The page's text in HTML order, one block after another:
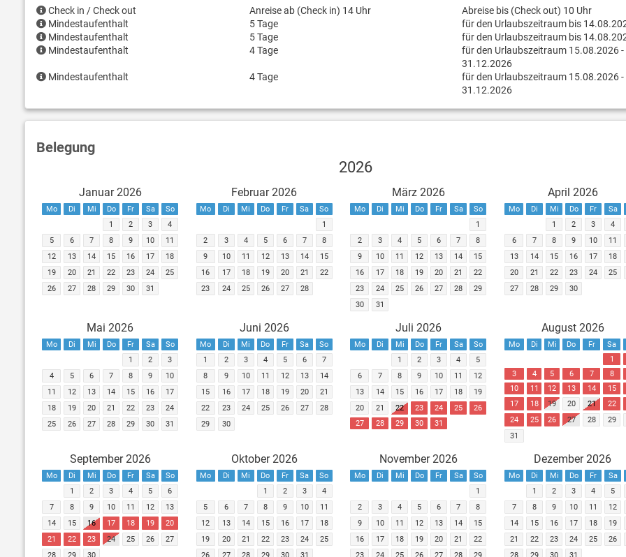
Check in / Check out Anreise ab (Check in) 14 Uhr
Abreise bis (Check out) 10 Uhr
Mindestaufenthalt
5 Tage
für den Urlaubszeitraum bis
Mindestaufenthalt
5 Tage
für den Urlaubszeitraum bis
Mindestaufenthalt
4 Tage
für den Urlaubszeitraum 15.08.2026 -
31.12.2026
Mindestaufenthalt
4 Tage
für den Urlaubszeitraum 15.08.2026 -
31.12.2026
Belegung
2026
Januar 2026
Mo Di Mi Do Fr Sa
So
1
2 3
4
5
6 7 8 9 10
11
12
13 14 15 16 17
18
19
20 21 22 23 24
25
26
27 28 29 30 31
Februar 2026
Mo Di Mi Do Fr Sa
So
1
2
3 4 5 6 7
8
9
10 11 12 13 14
15
16
17 18 19 20 21
22
23
24 25 26 27 28
März 2026
Mo Di Mi Do Fr Sa
So
1
2
3 4 5 6 7
8
9
10 11 12 13 14
15
16
17 18 19 20 21
22
23
24 25 26 27 28
29
30
31
April 2026
Mo Di Mi Do Fr Sa
1
2 3 4
6
7 8 9 10 11
13
14 15 16 17 18
20
21 22 23 24 25
27
28 29 30
Mai 2026
Mo Di Mi Do Fr Sa
So
1
2
3
4
5 6 7 8 9
10
11
12 13 14 15 16
17
18
19 20 21 22 23
24
25
26 27 28 29 30 31
Juni 2026
Mo Di Mi Do Fr Sa
So
1
2 3 4 5 6
7
8
9 10 11 12 13
14
15
16 17 18 19 20
21
22
23 24 25 26 27
28
29
30
Juli 2026
Mo Di Mi Do Fr Sa
So
1
2 3 4
5
6
7 8 9 10 11
12
13
14 15 16 17 18
19
20
21 22 23 24 25
26
27
28 29 30 31
August 2026
Mo Di Mi Do Fr Sa
1
3
4 5 6 7 8
10
11 12 13 14 15
17
18 19 20 21 22
24
25 26 27 28 29
31
September 2026
Mo Di Mi Do Fr Sa
So
1
2 3 4 5
6
7
8 9 10 11 12
13
14
15 16 17 18 19
20
21
22 23 24 25 26
27
28
29 30
Oktober 2026
Mo Di Mi Do Fr Sa
So
1
2 3
4
5
6 7 8 9 10
11
12
13 14 15 16 17
18
19
20 21 22 23 24
25
26
27 28 29 30 31
November 2026
Mo Di Mi Do Fr Sa
So
1
2
3 4 5 6 7
8
9
10 11 12 13 14
15
16
17 18 19 20 21
22
23
24 25 26 27 28 29
Dezember 2026
Mo Di Mi Do Fr Sa
1
2 3 4 5
7
8 9 10 11 12
14
15 16 17 18 19
21
22 23 24 25 26
28
29 30 31